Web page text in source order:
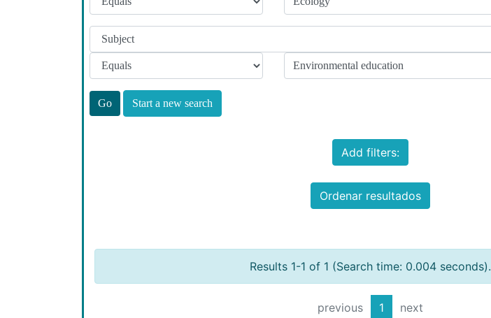
Start a new search
Add filters:
Ordenar resultados
Results 1-1 of 1 (Search time: 0.004 seconds).
previous 1 next